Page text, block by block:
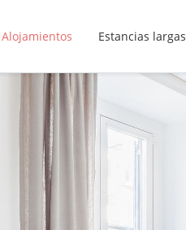
Alojamientos Estancias largas